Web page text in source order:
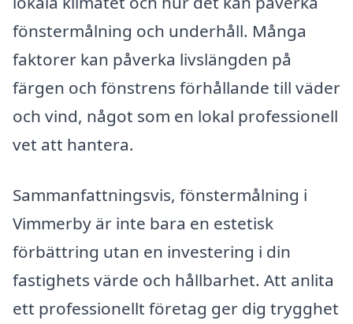
fönstermålning och underhåll. Många
faktorer kan påverka livslängden på
färgen och fönstrens förhållande till väder
och vind, något som en lokal professionell
vet att hantera.
Sammanfattningsvis, fönstermålning i
Vimmerby är inte bara en estetisk
förbättring utan en investering i din
fastighets värde och hållbarhet. Att anlita
ett professionellt företag ger dig trygghet